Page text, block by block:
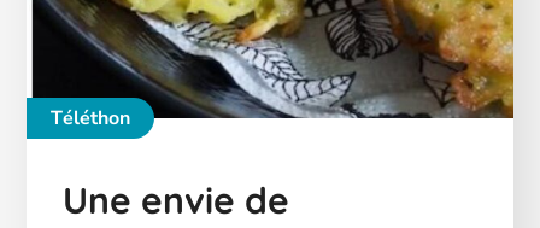
Téléthon
Une envie de